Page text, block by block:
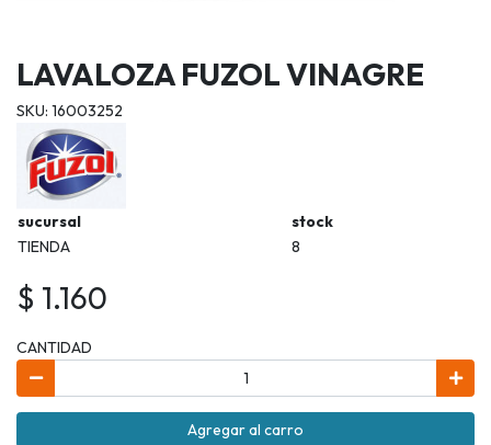
LAVALOZA FUZOL VINAGRE
SKU: 16003252
sucursal
stock
TIENDA
8
$ 1.160
CANTIDAD
Agregar al carro